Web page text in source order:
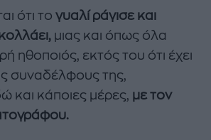
ότι το γυαλί ράγισε και
μιας και όπως όλα
ηθοποιός, εκτός του ότι έχει
συναδέλφους της,
και κάποιες μέρες, με τον